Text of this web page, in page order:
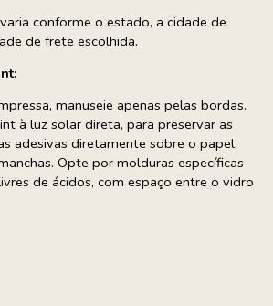
conforme o estado, a cidade de
de frete escolhida.
manuseie apenas pelas bordas.
à luz solar direta, para preservar as
adesivas diretamente sobre o papel,
Opte por molduras específicas
de ácidos, com espaço entre o vidro